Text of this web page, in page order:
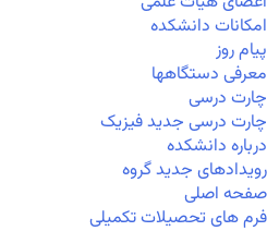
امکانات دانشکده
پیام روز
معرفی دستگاهها
چارت درسی
چارت درسی جدید فیزیک
درباره دانشکده
رویدادهای جدید گروه
صفحه اصلی
فرم های تحصیلات تکمیلی